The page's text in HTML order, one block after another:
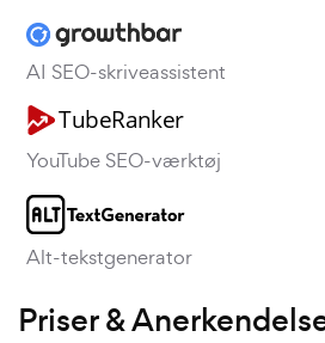
AI SEO-skriveassistent
YouTube SEO-værktøj
Alt-tekstgenerator
Priser &